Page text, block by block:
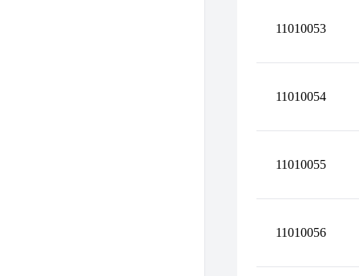
11010053
11010054
11010055
11010056